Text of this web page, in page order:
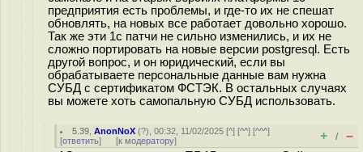
предприятия есть проблемы, и где-то их не спешат
обновлять, на новых все работает довольно хорошо.
Так же эти 1с патчи не сильно изменились, и их не
сложно портировать на новые версии postgresql. Есть
другой вопрос, и он юридический, если вы
обрабатываете персональные данные вам нужна
СУБД с сертификатом ФСТЭК. В остальных случаях
вы можете хоть самопальную СУБД использовать.
5.39 ,AnonNoX (?), 00:32, 11/02/2025 [^] [^^] [^^^]
[ответить] [к модератору] + / –